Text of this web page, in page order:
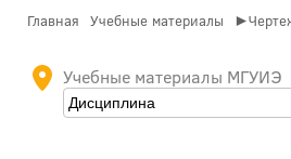
Главная Учебные материалы
Учебные материалы МГУИЭ